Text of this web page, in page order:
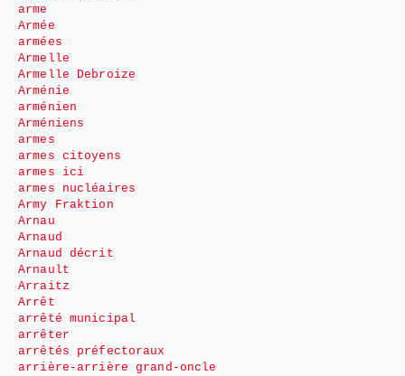
arme
Armée
armées
Armelle
Armelle Debroize
Arménie
arménien
Arméniens
armes
armes citoyens
armes ici
armes nucléaires
Army Fraktion
Arnau
Arnaud
Arnaud décrit
Arnault
Arraitz
Arrêt
arrêté municipal
arrêter
arrêtés préfectoraux
arrière-arrière grand-oncle